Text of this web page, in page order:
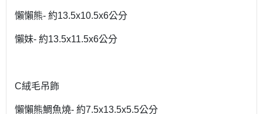
懶懶熊- 約13.5x10.5x6公分
懶妹- 約13.5x11.5x6公分
C絨毛吊飾
懶懶熊鯛魚燒- 約7.5x13.5x5.5公分